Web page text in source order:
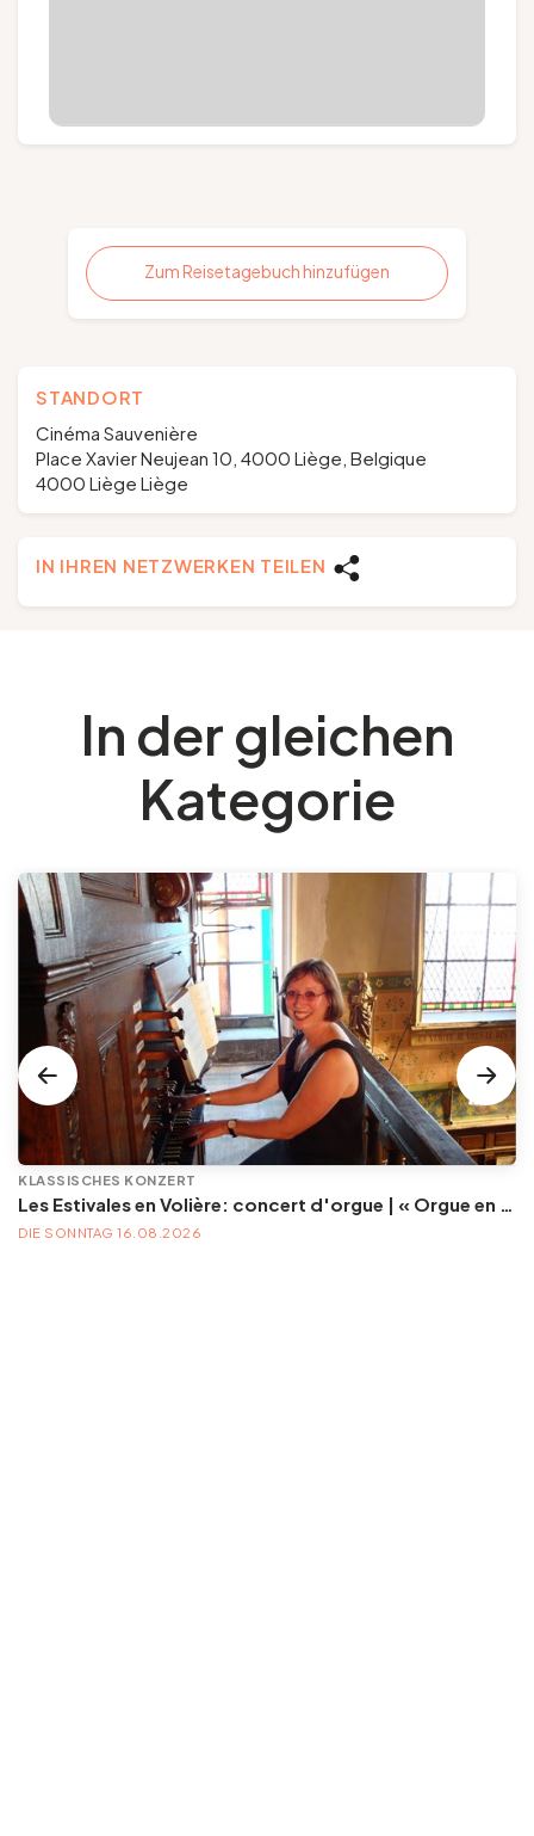
Zum Reisetagebuch hinzufügen
STANDORT
Cinéma Sauvenière
Place Xavier Neujean 10, 4000 Liège, Belgique
4000 Liège Liège
IN IHREN NETZWERKEN TEILEN
In der gleichen
Kategorie
KLASSISCHES KONZERT
Les Estivales en Volière: concert d'orgue | « Orgue en Volière » , les 3e dimanches du mois (été) audition d’orgue (accès libre)
DIE SONNTAG 16.08.2026